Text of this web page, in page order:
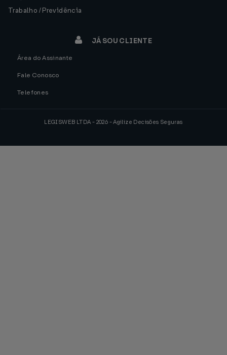
Trabalho / Previdência
JÁ SOU CLIENTE
Área do Assinante
Fale Conosco
Telefones
LEGISWEB LTDA - 2026 - Agilize Decisões Seguras